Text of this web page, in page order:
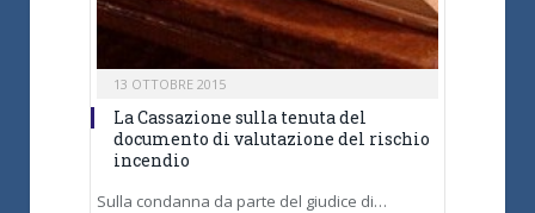
13 OTTOBRE 2015
La Cassazione sulla tenuta del
documento di valutazione del rischio
incendio
Sulla condanna da parte del giudice di…